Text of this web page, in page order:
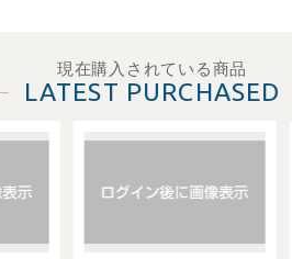
現在購入されている商品
LATEST PURCHASED